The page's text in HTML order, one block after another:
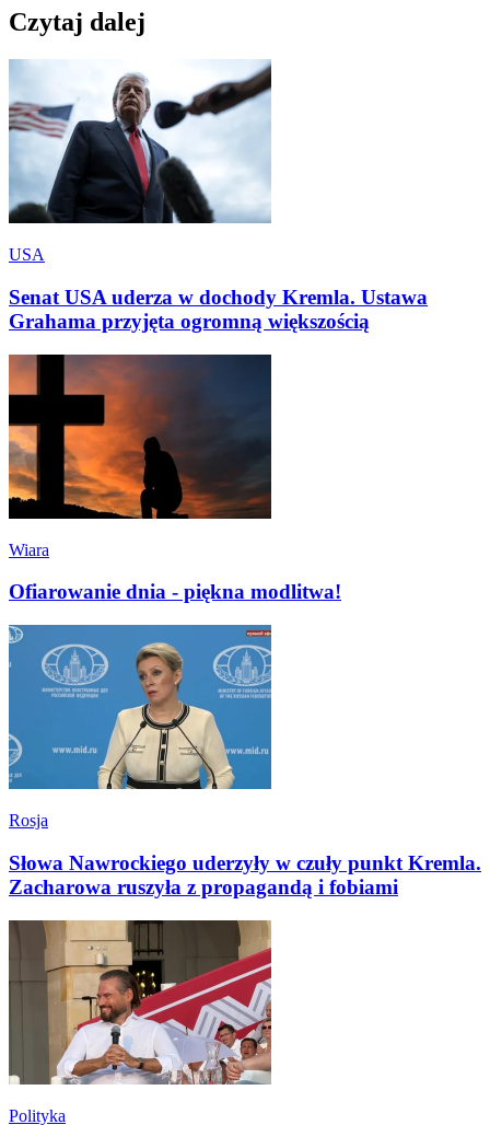
Czytaj dalej
USA
Senat USA uderza w dochody Kremla. Ustawa
Grahama przyjęta ogromną większością
Wiara
Ofiarowanie dnia - piękna modlitwa!
Rosja
Słowa Nawrockiego uderzyły w czuły punkt Kremla.
Zacharowa ruszyła z propagandą i fobiami
Polityka